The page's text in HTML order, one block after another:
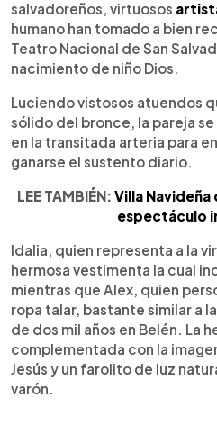
salvadoreños, virtuosos
humano han tomado a bien
Teatro Nacional de San
nacimiento de niño Dios.
Luciendo vistosos atuendos
sólido del bronce, la pareja
en la transitada arteria para
ganarse el sustento diario.
LEE TAMBIÉN: Villa
espectáculo
Idalia, quien representa a la
hermosa vestimenta la cual
mientras que Alex, quien
ropa talar, bastante similar a
de dos mil años en Belén. La
complementada con la
Jesús y un farolito de luz
varón.